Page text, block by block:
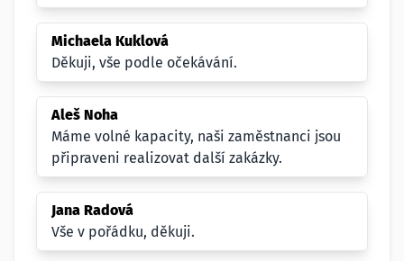
Michaela Kuklová
Děkuji, vše podle očekávání.
Aleš Noha
Máme volné kapacity, naši zaměstnanci jsou
připraveni realizovat další zakázky.
Jana Radová
Vše v pořádku, děkuji.